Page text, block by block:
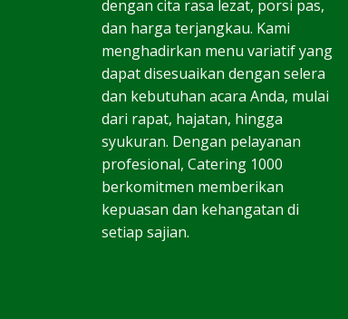
dengan cita rasa lezat, porsi pas,
dan harga terjangkau. Kami
menghadirkan menu variatif yang
dapat disesuaikan dengan selera
dan kebutuhan acara Anda, mulai
dari rapat, hajatan, hingga
syukuran. Dengan pelayanan
profesional, Catering 1000
berkomitmen memberikan
kepuasan dan kehangatan di
setiap sajian.